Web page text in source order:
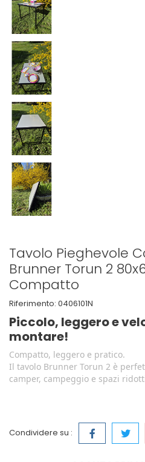
Tavolo Pieghevole
Brunner Torun 2
Compatto
Riferimento: 0406101N
Piccolo, leggero e
montare!
Compatto, leggero e pratico.
Il tavolo Brunner Torun 2 è
camper, campeggio e spazi
Condividere su :